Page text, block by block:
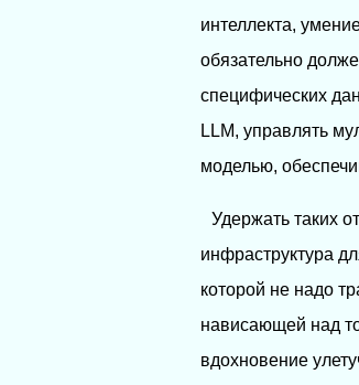
интеллекта,
обязательно
специфических
LLM, управлять
моделью,
Удержать таких
инфраструктура
которой не надо
нависающей над
вдохновение